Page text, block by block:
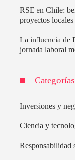
RSE en Chile:
proyectos locales
La influencia de
jornada laboral
Categorías
Inversiones y
Ciencia y
Responsabilidad